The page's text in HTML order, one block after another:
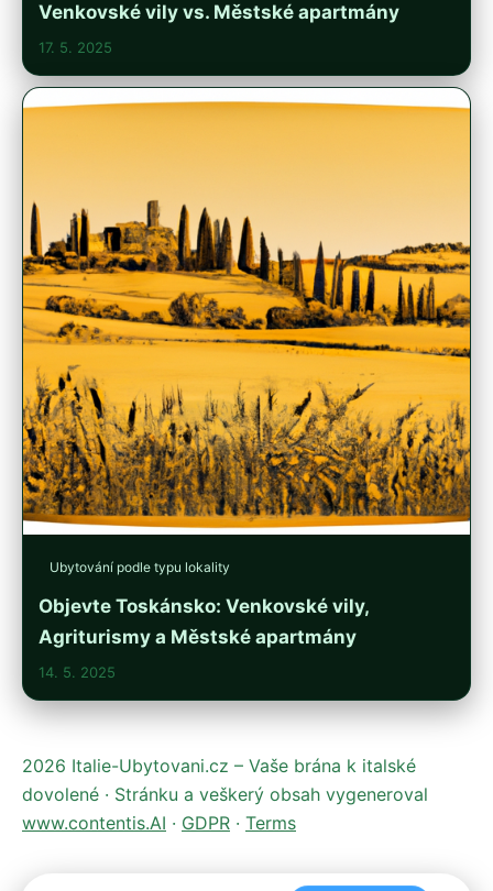
Venkovské vily vs. Městské apartmány
17. 5. 2025
Ubytování podle typu lokality
Objevte Toskánsko: Venkovské vily,
Agriturismy a Městské apartmány
14. 5. 2025
2026 Italie-Ubytovani.cz – Vaše brána k italské
dovolené · Stránku a veškerý obsah vygeneroval
www.contentis.AI · GDPR · Terms